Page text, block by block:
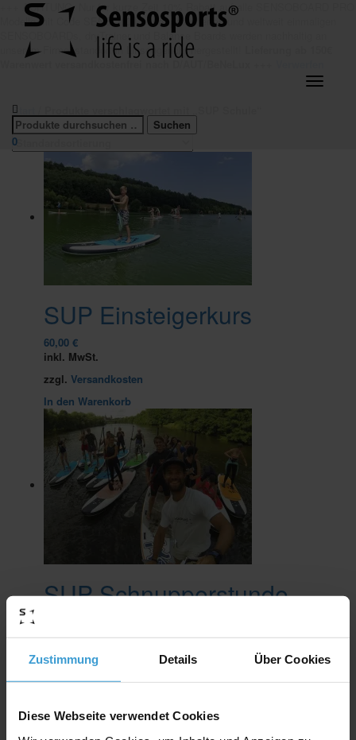
Zustimmung Details Über Cookies
Diese Webseite verwendet Cookies
+++ ACHTUNG: Nur für kurze Zeit 10% Rabatt auf alle SENSOBOARD PRO
Modelle mit Code SENSO10 Unsere patentierten und weltweit einmaligen
SENSOBOARDs, dryTrainer und Balance Boards werden nachhaltig an
unserem Firmenstandort in Linsengericht hergestellt!
0
Start
SUP Einsteigerkurs
60,00 €
inkl. MwSt.
zzgl. Versandkosten
In den Warenkorb
SUP Schnupperstunde
inkl. MwSt.
zzgl.Versandkosten
In den Warenkorb
Impressum